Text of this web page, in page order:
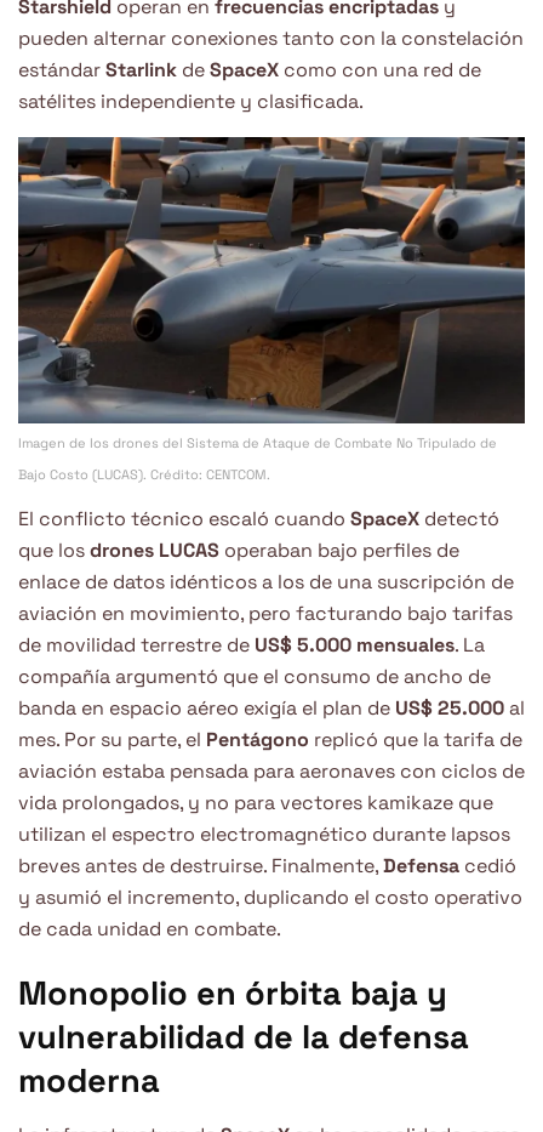
Starshield operan en frecuencias encriptadas y
pueden alternar conexiones tanto con la constelación
estándarStarlink deSpaceX como con una red de
satélites independiente y clasificada.
Imagen de los drones del Sistema de Ataque de Combate No Tripulado de
Bajo Costo (LUCAS). Crédito: CENTCOM.
El conflicto técnico escaló cuando SpaceX detectó
que losdrones LUCAS operaban bajo perfiles de
enlace de datos idénticos a los de una suscripción de
aviación en movimiento, pero facturando bajo tarifas
de movilidad terrestre de US$ 5.000 mensuales. La
compañía argumentó que el consumo de ancho de
banda en espacio aéreo exigía el plan de US$ 25.000al
mes. Por su parte, el Pentágono replicó que la tarifa de
aviación estaba pensada para aeronaves con ciclos de
vida prolongados, y no para vectores kamikaze que
utilizan el espectro electromagnético durante lapsos
breves antes de destruirse. Finalmente,Defensa cedió
y asumió el incremento, duplicando el costo operativo
de cada unidad en combate.
Monopolio en órbita baja y
vulnerabilidad de la defensa
moderna